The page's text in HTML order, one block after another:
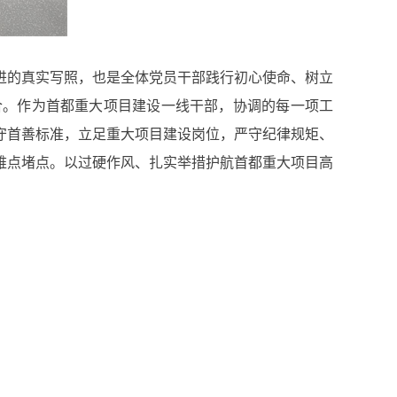
真实写照，也是全体党员干部践行初心使命、树立
作为首都重大项目建设一线干部，协调的每一项工
善标准，立足重大项目建设岗位，严守纪律规矩、
堵点。以过硬作风、扎实举措护航首都重大项目高